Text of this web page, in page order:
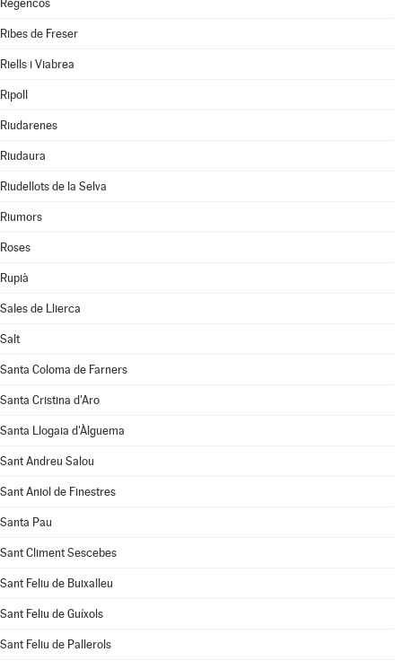
Regencós
Ribes de Freser
Riells i Viabrea
Ripoll
Riudarenes
Riudaura
Riudellots de la Selva
Riumors
Roses
Rupià
Sales de Llierca
Salt
Santa Coloma de Farners
Santa Cristina d'Aro
Santa Llogaia d'Àlguema
Sant Andreu Salou
Sant Aniol de Finestres
Santa Pau
Sant Climent Sescebes
Sant Feliu de Buixalleu
Sant Feliu de Guíxols
Sant Feliu de Pallerols